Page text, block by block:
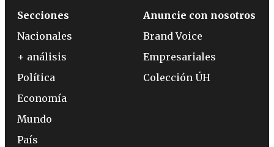
Secciones
Nacionales
+ análisis
Política
Economía
Mundo
País
Anuncie con nosotros
Brand Voice
Empresariales
Colección ÚH